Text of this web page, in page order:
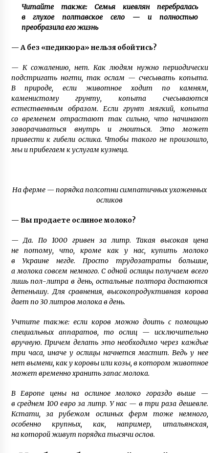
Читайте также: Семья киевлян перебралась
в глухое полтавское село — и полностью
преобразила его жизнь
— А без «педикюра» нельзя обойтись?
— К сожалению, нет. Как людям нужно периодически
подстригать ногти, так ослам — счесывать копыта.
В природе, если животное ходит по камням,
каменистому грунту, копыта счесываются
естественным образом. Если грунт мягкий, копыта
со временем отрастают так сильно, что начинают
заворачиваться внутрь и гноиться. Это может
привести к гибели ослика. Чтобы такого не произошло,
мы и прибегаем к услугам кузнеца.
На ферме — порядка полсотни симпатичных ухоженных
осликов
— Вы продаете ослиное молоко?
— Да. По 1000 гривен за литр. Такая высокая цена
не потому, что, кроме как у нас, купить молоко
в Украине негде. Просто трудозатраты большие,
а молока совсем немного. С одной ослицы получаем всего
лишь пол-литра в день, остальные полтора достаются
детенышу. Для сравнения, высокопродуктивная корова
дает по 30 литров молока в день.
Учтите также: если коров можно доить с помощью
специальных аппаратов, то ослиц — исключительно
вручную. Причем делать это необходимо через каждые
три часа, иначе у ослицы начнется мастит. Ведь у нее
нет вымени, как у коровы или козы, в котором животное
может временно хранить запас молока.
В Европе цены на ослиное молоко гораздо выше —
в среднем 100 евро за литр. У нас — в три раза дешевле.
Кстати, за рубежом ослиных ферм тоже немного,
особенно крупных, как, например, итальянская,
на которой живут порядка тысячи ослов.